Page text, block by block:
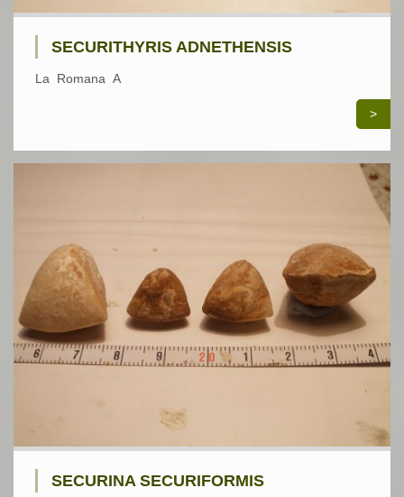
SECURITHYRIS ADNETHENSIS
La Romana A
>
SECURINA SECURIFORMIS